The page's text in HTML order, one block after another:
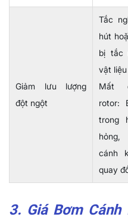
Giảm lưu lượng
đột ngột
Tắc
hút
bị tắc
vật
Mất
rotor:
trong
hỏng,
cánh
quay
3. Giá Bơm